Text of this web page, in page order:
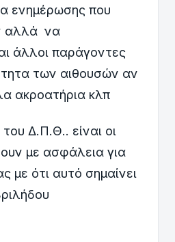
ενημέρωσης που
αλλά να
άλλοι παράγοντες
των αιθουσών αν
ακροατήρια κλπ
Δ.Π.Θ.. είναι οι
με ασφάλεια για
με ότι αυτό σημαίνει